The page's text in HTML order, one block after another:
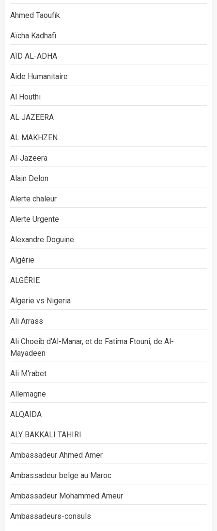
Ahmed Taoufik
Aïcha Kadhafi
AÏD AL-ADHA
Aide Humanitaire
Al Houthi
AL JAZEERA
AL MAKHZEN
Al-Jazeera
Alain Delon
Alerte chaleur
Alerte Urgente
Alexandre Doguine
Algérie
ALGÉRIE
Algerie vs Nigeria
Ali Arrass
Ali Choeib d'Al-Manar, et de Fatima Ftouni, de Al-
Mayadeen
Ali M'rabet
Allemagne
ALQAIDA
ALY BAKKALI TAHIRI
Ambassadeur Ahmed Amer
Ambassadeur belge au Maroc
Ambassadeur Mohammed Ameur
Ambassadeurs-consuls